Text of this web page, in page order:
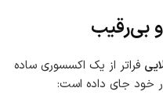
و بی‌رقیب
فراتر از یک اکسسوری ساده
خود جای داده است: